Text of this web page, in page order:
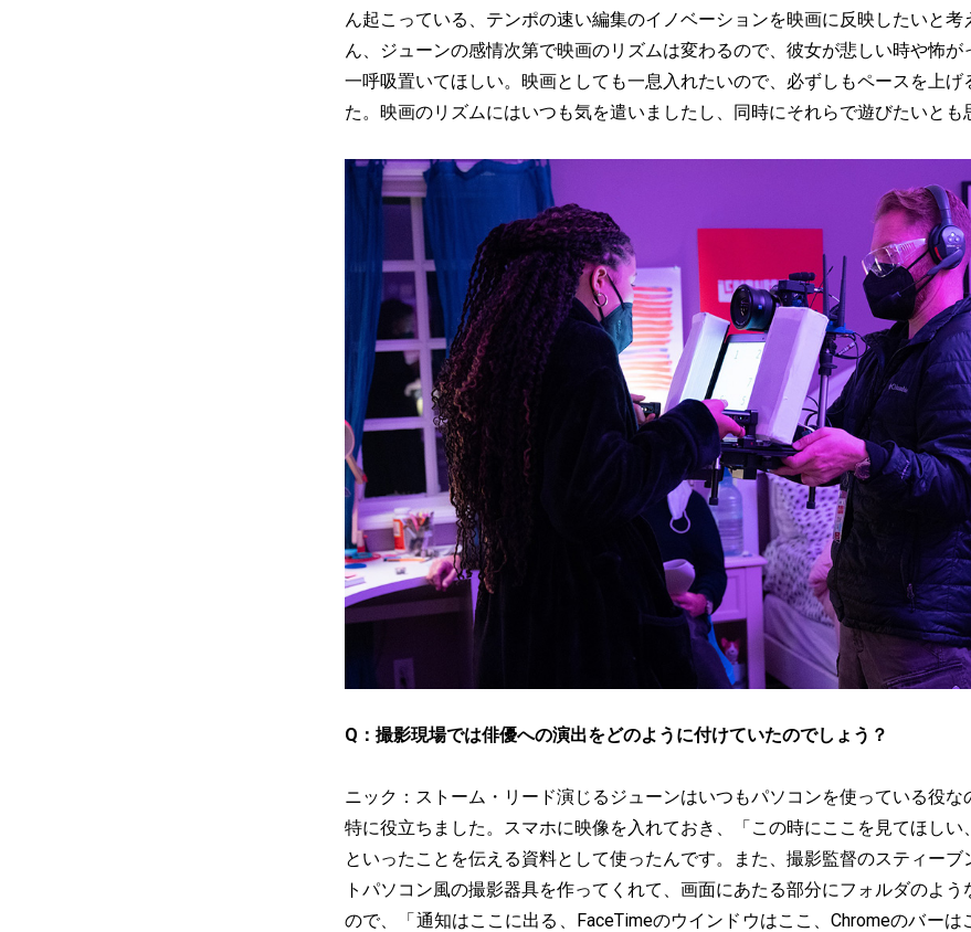
ん起こっている、テンポの速い編集のイノベーションを映画に反映したいと考
ん、ジューンの感情次第で映画のリズムは変わるので、彼女が悲しい時や怖が
一呼吸置いてほしい。映画としても一息入れたいので、必ずしもペースを上げ
た。映画のリズムにはいつも気を遣いましたし、同時にそれらで遊びたいとも
Q：撮影現場では俳優への演出をどのように付けていたのでしょう？
ニック：ストーム・リード演じるジューンはいつもパソコンを使っている役
特に役立ちました。スマホに映像を入れておき、「この時にここを見てほしい
といったことを伝える資料として使ったんです。また、撮影監督のスティーブ
トパソコン風の撮影器具を作ってくれて、画面にあたる部分にフォルダのよう
ので、「通知はここに出る、FaceTimeのウインドウはここ、Chromeのバーは